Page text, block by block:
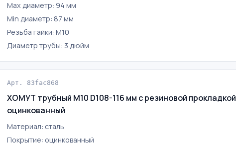
Max диаметр: 94 мм
Min диаметр: 87 мм
Резьба гайки: М10
Диаметр трубы: 3 дюйм
Арт. 83fac868
ХОМУТ трубный М10 D108-116 мм с резиновой прокладкой
оцинкованный
Материал: сталь
Покрытие: оцинкованный